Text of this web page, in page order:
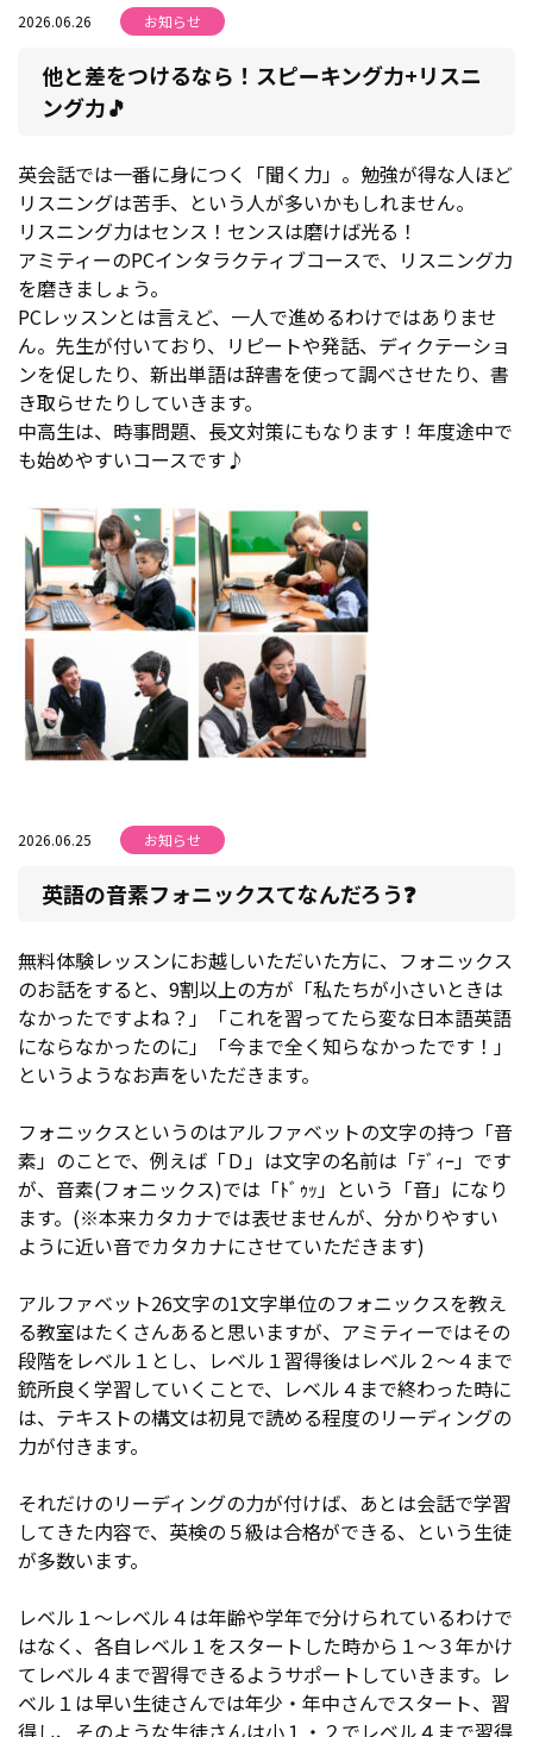
2026.06.26 お知らせ
他と差をつけるなら！スピーキング力+リスニ
ング力🎵
英会話では一番に身につく「聞く力」。勉強が得な人ほど
リスニングは苦手、という人が多いかもしれません。
リスニング力はセンス！センスは磨けば光る！
アミティーのPCインタラクティブコースで、リスニング力
を磨きましょう。
PCレッスンとは言えど、一人で進めるわけではありませ
ん。先生が付いており、リピートや発話、ディクテーショ
ンを促したり、新出単語は辞書を使って調べさせたり、書
き取らせたりしていきます。
中高生は、時事問題、長文対策にもなります！年度途中で
も始めやすいコースです♪
2026.06.25 お知らせ
英語の音素フォニックスてなんだろう❓
無料体験レッスンにお越しいただいた方に、フォニックス
のお話をすると、9割以上の方が「私たちが小さいときは
なかったですよね？」「これを習ってたら変な日本語英語
にならなかったのに」「今まで全く知らなかったです！」
というようなお声をいただきます。
フォニックスというのはアルファベットの文字の持つ「音
素」のことで、例えば「Ｄ」は文字の名前は「ﾃﾞｨｰ」です
が、音素(フォニックス)では「ﾄﾞｩｯ」という「音」になり
ます。(※本来カタカナでは表せませんが、分かりやすい
ように近い音でカタカナにさせていただきます)
アルファベット26文字の1文字単位のフォニックスを教え
る教室はたくさんあると思いますが、アミティーではその
段階をレベル１とし、レベル１習得後はレベル２～４まで
銃所良く学習していくことで、レベル４まで終わった時に
は、テキストの構文は初見で読める程度のリーディングの
力が付きます。
それだけのリーディングの力が付けば、あとは会話で学習
してきた内容で、英検の５級は合格ができる、という生徒
が多数います。
レベル１～レベル４は年齢や学年で分けられているわけで
はなく、各自レベル１をスタートした時から１～３年かけ
てレベル４まで習得できるようサポートしていきます。レ
ベル１は早い生徒さんでは年少・年中さんでスタート、習